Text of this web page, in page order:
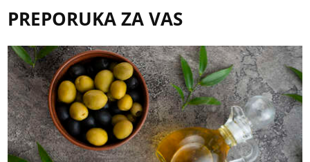
PREPORUKA ZA VAS